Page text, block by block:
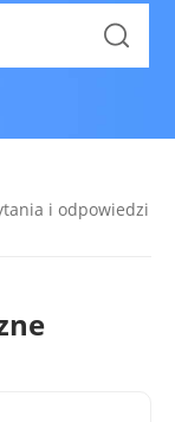
i odpowiedzi